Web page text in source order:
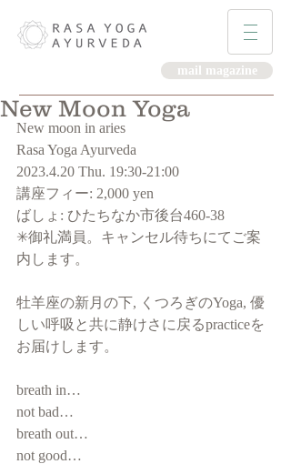
mail magazine
New Moon Yoga
New moon in aries
Rasa Yoga Ayurveda
2023.4.20 Thu. 19:30-21:00
講座フィー: 2,000 yen
ばしょ: ひたちなか市後台460-38
✳︎御礼満員。キャンセル待ちにてご案
内します。
牡羊座の新月の下, くつろぎのYoga, 優
しい呼吸と共に静けさに戻るpracticeを
お届けします。
breath in…
not bad…
breath out…
not good…